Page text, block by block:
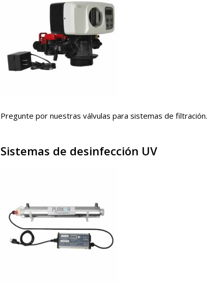
Pregunte por nuestras válvulas para sistemas de filtración.
Sistemas de desinfección UV